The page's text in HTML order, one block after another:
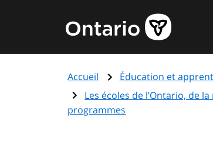
principal
Page
d'accueil
de
l'Ontario
Accueil Éducation et
Les écoles de l’Ontario, de
programmes